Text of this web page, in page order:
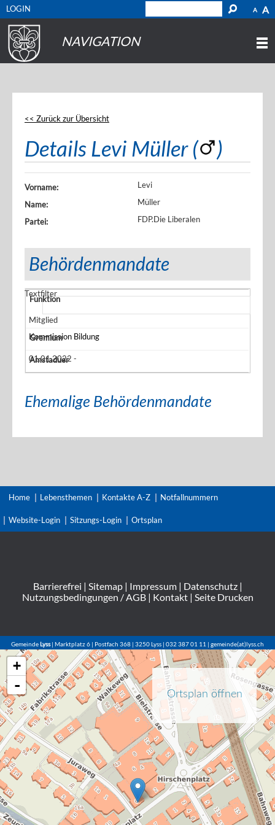
A A
LOGIN
NAVIGATION
<< Zurück zur Übersicht
Details Levi Müller ( )
Vorname:
Levi
Name:
Müller
Partei:
FDP.Die Liberalen
Behördenmandate
Textfilter
Mitglied
Kommission Bildung
01.01.2022 -
Ehemalige Behördenmandate
Home Lebensthemen Kontakte A-Z Notfallnummern
Website-Login Sitzungs-Login Ortsplan
Barrierefrei | Sitemap| Impressum| Datenschutz|
Nutzungsbedingungen / AGB| Kontakt| Seite Drucken
GemeindeLyss| Marktplatz 6 | Postfach 368 | 3250 Lyss | 032 387 01 11 | gemeinde(at)lyss.ch